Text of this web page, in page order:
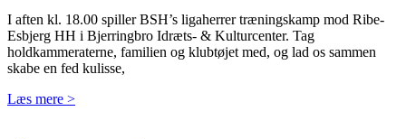
I aften kl. 18.00 spiller BSH’s ligaherrer træningskamp mod Ribe-
Esbjerg HH i Bjerringbro Idræts- & Kulturcenter. Tag
holdkammeraterne, familien og klubtøjet med, og lad os sammen
skabe en fed kulisse,
Læs mere >